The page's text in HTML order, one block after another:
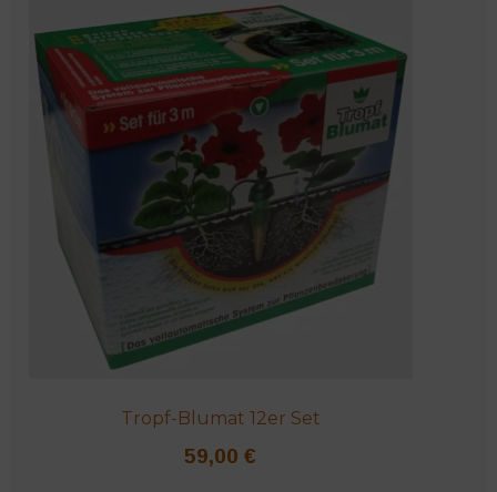
Tropf-Blumat 12er Set
59,00€